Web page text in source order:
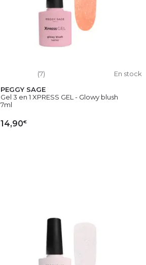
(7)
En stock
PEGGY SAGE
Gel 3 en 1 XPRESS GEL - Glowy blush
7ml
14,90€